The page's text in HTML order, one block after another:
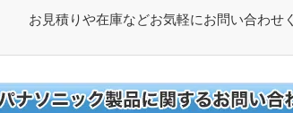
お見積りや在庫などお気軽にお問い合わせ